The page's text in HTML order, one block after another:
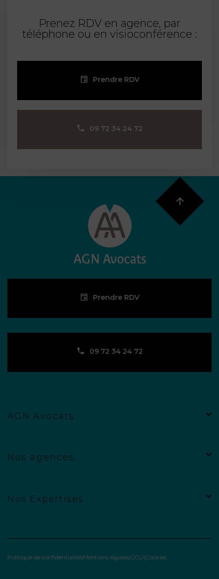
Prenez RDV en agence, par
téléphone ou en visioconférence :
Prendre RDV
09 72 34 24 72
Prendre RDV
09 72 34 24 72
AGN Avocats
Nos agences
Nos Expertises
Politique de confidentialité Mentions légales CGU Cookies